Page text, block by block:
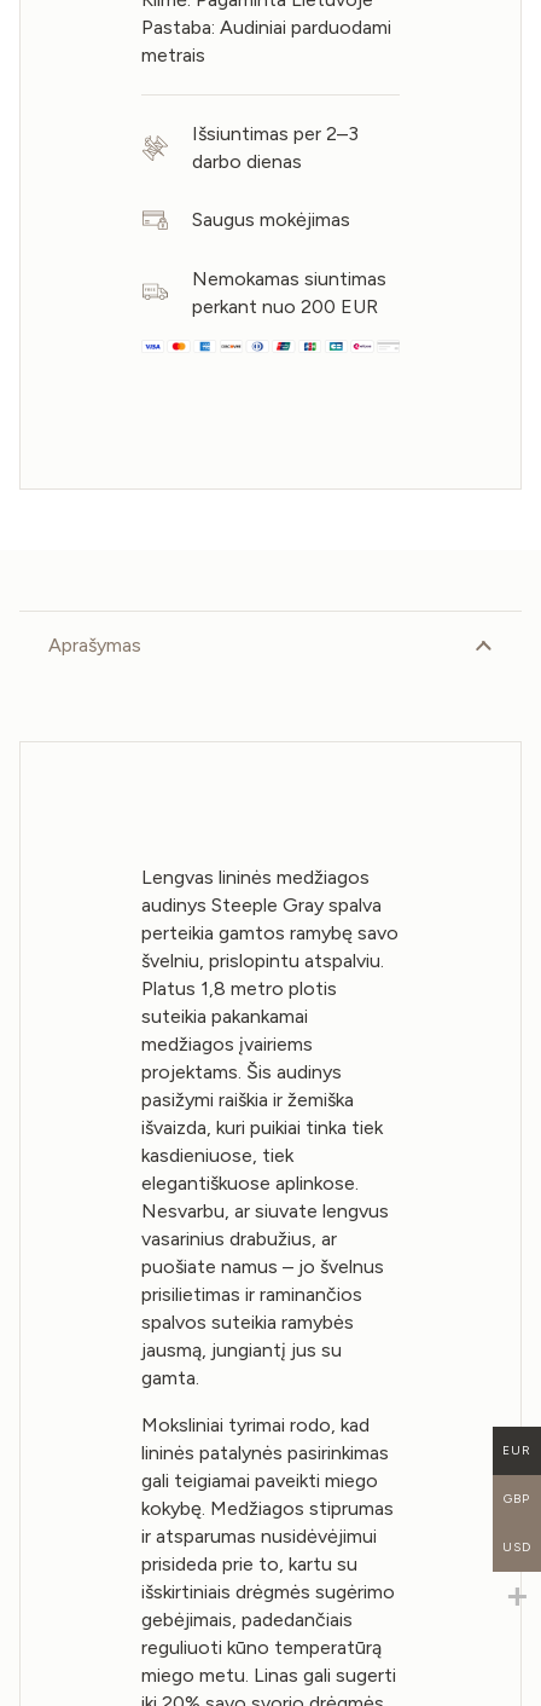
Pastaba: Audiniai parduodami
metrais
Išsiuntimas per 2–3
darbo dienas
Saugus mokėjimas
Nemokamas siuntimas
perkant nuo 200 EUR
Aprašymas
Lengvas lininės medžiagos
audinys Steeple Gray spalva
perteikia gamtos ramybę savo
švelniu, prislopintu atspalviu.
Platus 1,8 metro plotis
suteikia pakankamai
medžiagos įvairiems
projektams. Šis audinys
pasižymi raiškia ir žemiška
išvaizda, kuri puikiai tinka tiek
kasdieniuose, tiek
elegantiškuose aplinkose.
Nesvarbu, ar siuvate lengvus
vasarinius drabužius, ar
puošiate namus – jo švelnus
prisilietimas ir raminančios
spalvos suteikia ramybės
jausmą, jungiantį jus su
gamta.
Moksliniai tyrimai rodo, kad
lininės patalynės pasirinkimas
gali teigiamai paveikti miego
kokybę. Medžiagos stiprumas
ir atsparumas nusidėvėjimui
prisideda prie to, kartu su
išskirtiniais drėgmės sugėrimo
gebėjimais, padedančiais
reguliuoti kūno temperatūrą
miego metu. Linas gali sugerti
EUR
GBP
USD